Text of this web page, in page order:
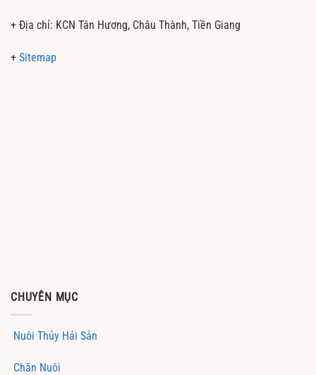
+ Địa chỉ: KCN Tân Hương, Châu Thành, Tiền Giang
+ Sitemap
CHUYÊN MỤC
Nuôi Thủy Hải Sản
Chăn Nuôi